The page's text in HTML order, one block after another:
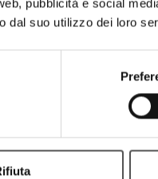
pubblicità e social
dal suo utilizzo dei loro